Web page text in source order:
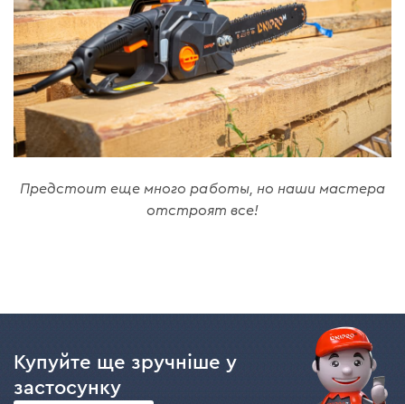
Предстоит еще много работы, но наши мастера
отстроят все!
Купуйте ще зручніше у
застосунку